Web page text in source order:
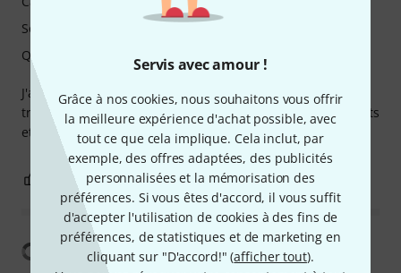
Servis avec amour !
Grâce à nos cookies, nous souhaitons vous offrir
la meilleure expérience d'achat possible, avec
tout ce que cela implique. Cela inclut, par
exemple, des offres adaptées, des publicités
personnalisées et la mémorisation des
préférences. Si vous êtes d'accord, il vous suffit
d'accepter l'utilisation de cookies à des fins de
préférences, de statistiques et de marketing en
cliquant sur "D'accord!" (afficher tout).
J'avais déjà pris le petit spark mais alors celui-là il crache
très bien et en plus on peut brancher plusieurs instruments
et ça c'est vraiment top
Son
Qualité de fabrication
0 SIGNALER L'ÉVALUATION
Afficher la traduction